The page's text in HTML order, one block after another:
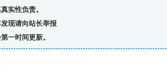
实性负责。
现请向站长举报
一时间更新。